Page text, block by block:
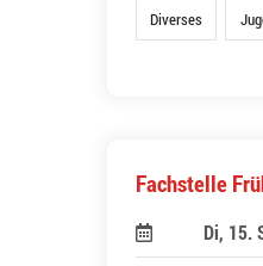
Diverses
Fachstelle
Di, 15.